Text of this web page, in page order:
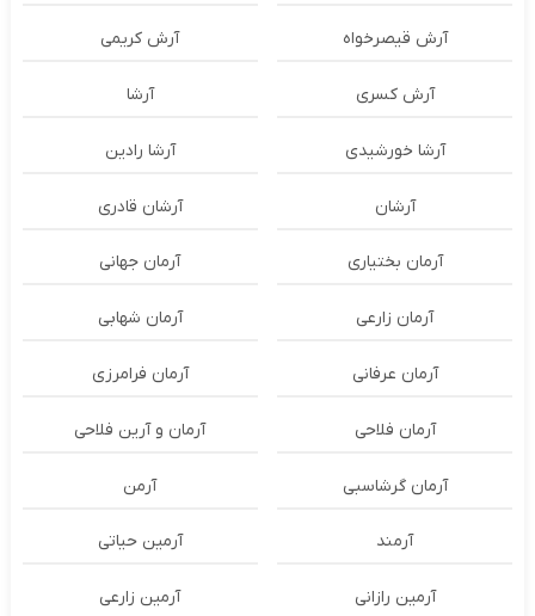
آرش قیصرخواه آرش کریمی
آرش کسری آرشا
آرشا خورشیدی آرشا رادین
آرشان آرشان قادری
آرمان بختیاری آرمان جهانی
آرمان زارعی آرمان شهابی
آرمان عرفانی آرمان فرامرزی
آرمان فلاحی آرمان و آرین فلاحی
آرمان گرشاسبی آرمن
آرمند آرمین حیاتی
آرمین رازانی آرمین زارعی